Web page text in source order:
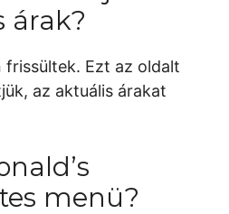
árak?
frissültek. Ezt az oldalt
az aktuális árakat
menü?